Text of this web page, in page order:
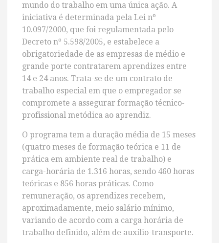
mundo do trabalho em uma única ação. A
iniciativa é determinada pela Lei nº
10.097/2000, que foi regulamentada pelo
Decreto nº 5.598/2005, e estabelece a
obrigatoriedade de as empresas de médio e
grande porte contratarem aprendizes entre
14 e 24 anos. Trata-se de um contrato de
trabalho especial em que o empregador se
compromete a assegurar formação técnico-
profissional metódica ao aprendiz.
O programa tem a duração média de 15 meses
(quatro meses de formação teórica e 11 de
prática em ambiente real de trabalho) e
carga-horária de 1.316 horas, sendo 460 horas
teóricas e 856 horas práticas. Como
remuneração, os aprendizes recebem,
aproximadamente, meio salário mínimo,
variando de acordo com a carga horária de
trabalho definido, além de auxílio-transporte.